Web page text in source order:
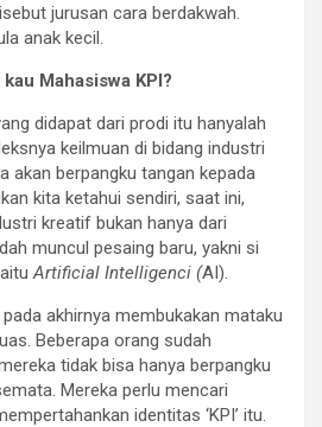
jurusan cara berdakwah.
anak kecil.
Mahasiswa KPI?
didapat dari prodi itu hanyalah
keilmuan di bidang industri
akan berpangku tangan kepada
kita ketahui sendiri, saat ini,
kreatif bukan hanya dari
muncul pesaing baru, yakni si
Artificial Intelligenci (AI).
akhirnya membukakan mataku
Beberapa orang sudah
tidak bisa hanya berpangku
Mereka perlu mencari
identitas ‘KPI’ itu.